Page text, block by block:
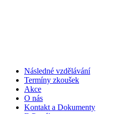
Následné vzdělávání
Termíny zkoušek
Akce
O nás
Kontakt a Dokumenty